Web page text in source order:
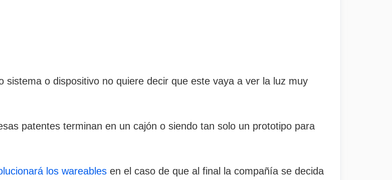
o dispositivo no quiere decir que este vaya a ver la luz muy
patentes terminan en un cajón o siendo tan solo un prototipo para
los wareables en el caso de que al final la compañía se decida